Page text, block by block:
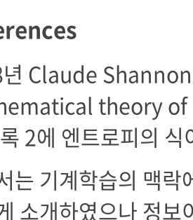
Claude Shannon
theory of
2에 엔트로피의
는 기계학습의 맥
소개하였으나 정